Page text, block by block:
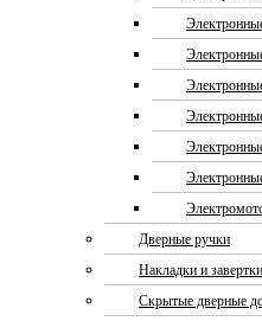
Дверные ручки
Накладки и завертки
Скрытые дверные